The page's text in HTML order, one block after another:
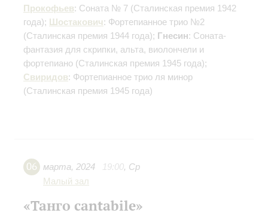
Прокофьев: Соната № 7 (Сталинская премия 1942
года); Шостакович: Фортепианное трио №2
(Сталинская премия 1944 года); Гнесин: Соната-
фантазия для скрипки, альта, виолончели и
фортепиано (Сталинская премия 1945 года);
Свиридов: Фортепианное трио ля минор
(Сталинская премия 1945 года)
06 марта, 2024 19:00, Ср
Малый зал
«Танго cantabile»